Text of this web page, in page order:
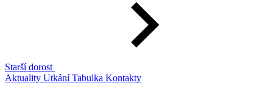
Starší dorost
Aktuality UtkáníTabulka Kontakty